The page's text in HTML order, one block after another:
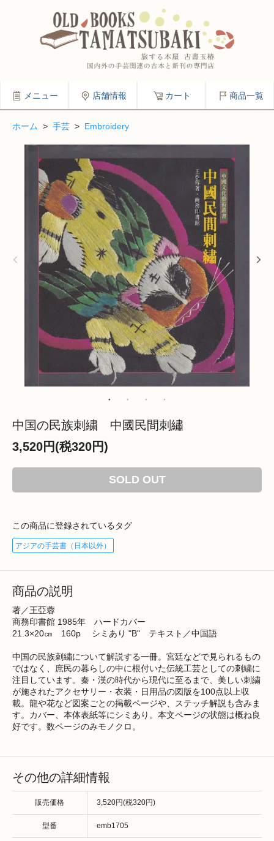
メニュー 店舗情報 カート 商品一覧
ホーム > 手芸 > Embroidery
中国の民族刺繍 中國民間刺繡
3,520円(税320円)
SOLD OUT
この商品に登録されているタグ
アジアの手芸書（日本以外）
商品の説明
著／王亞蓉
商務印書館 1985年 ハードカバー
21.3×20㎝ 160p シミあり "B" テキスト／中国語
中国の民族刺繍について解説する一冊。宮廷などで見られるもの
ではなく、庶民の暮らしの中に根付いた伝統工芸としての刺繍に
注目しています。秦・漢の時代から現代に至るまで、美しい刺繍
が施されたアクセサリー・衣装・日用品の図版を100点以上収
載。龍や花など図案ごとの掲載ページや、ステッチ解説も含みま
す。カバー、本体表紙等にシミあり。本文ページの状態は概ね良
好です。数ページのみモノクロ。
その他の詳細情報
販売価格 3,520円(税320円)
型番 emb1705